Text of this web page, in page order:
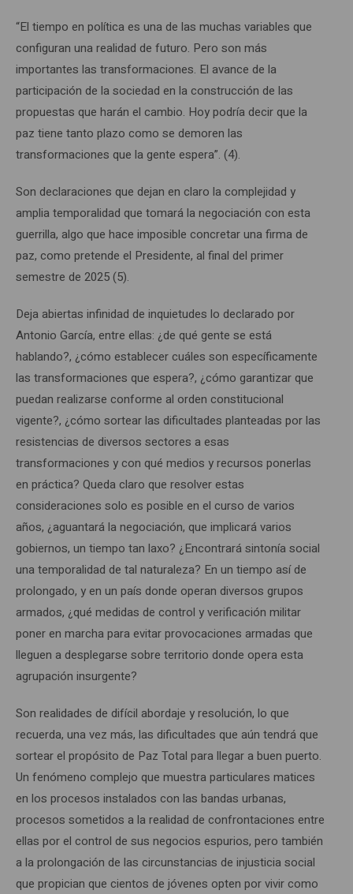
“El tiempo en política es una de las muchas variables que
configuran una realidad de futuro. Pero son más
importantes las transformaciones. El avance de la
participación de la sociedad en la construcción de las
propuestas que harán el cambio. Hoy podría decir que la
paz tiene tanto plazo como se demoren las
transformaciones que la gente espera”. (4).
Son declaraciones que dejan en claro la complejidad y
amplia temporalidad que tomará la negociación con esta
guerrilla, algo que hace imposible concretar una firma de
paz, como pretende el Presidente, al final del primer
semestre de 2025 (5).
Deja abiertas infinidad de inquietudes lo declarado por
Antonio García, entre ellas: ¿de qué gente se está
hablando?, ¿cómo establecer cuáles son específicamente
las transformaciones que espera?, ¿cómo garantizar que
puedan realizarse conforme al orden constitucional
vigente?, ¿cómo sortear las dificultades planteadas por las
resistencias de diversos sectores a esas
transformaciones y con qué medios y recursos ponerlas
en práctica? Queda claro que resolver estas
consideraciones solo es posible en el curso de varios
años, ¿aguantará la negociación, que implicará varios
gobiernos, un tiempo tan laxo? ¿Encontrará sintonía social
una temporalidad de tal naturaleza? En un tiempo así de
prolongado, y en un país donde operan diversos grupos
armados, ¿qué medidas de control y verificación militar
poner en marcha para evitar provocaciones armadas que
lleguen a desplegarse sobre territorio donde opera esta
agrupación insurgente?
Son realidades de difícil abordaje y resolución, lo que
recuerda, una vez más, las dificultades que aún tendrá que
sortear el propósito de Paz Total para llegar a buen puerto.
Un fenómeno complejo que muestra particulares matices
en los procesos instalados con las bandas urbanas,
procesos sometidos a la realidad de confrontaciones entre
ellas por el control de sus negocios espurios, pero también
a la prolongación de las circunstancias de injusticia social
que propician que cientos de jóvenes opten por vivir como